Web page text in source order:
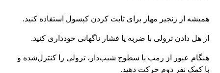
همیشه از زنجیر مهار برای ثابت کردن کپسول استفاده کنید.
از هل دادن ترولی با ضربه یا فشار ناگهانی خودداری کنید.
هنگام عبور از رمپ یا سطوح شیب‌دار، ترولی را کنترل‌شده و
با کمک نفر دوم حرکت دهید.